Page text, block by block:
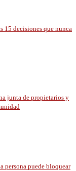
15 decisiones que nunca
junta de propietarios y
puede bloquear